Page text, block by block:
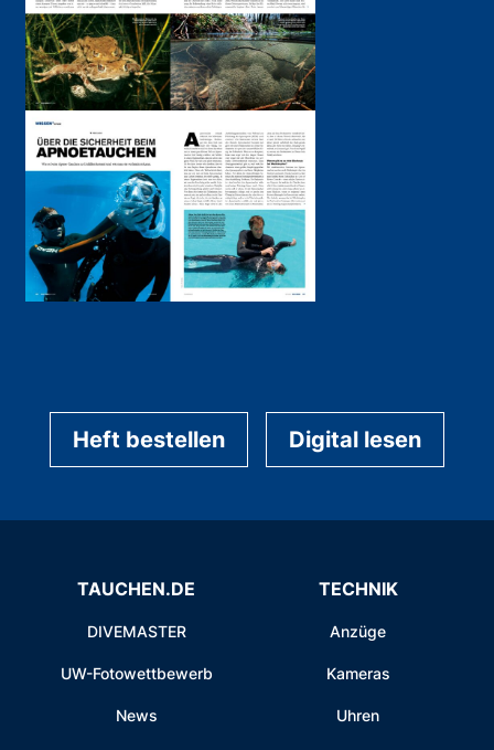
Heft bestellen Digital lesen
TAUCHEN.DE
DIVEMASTER
UW-Fotowettbewerb
News
TECHNIK
Anzüge
Kameras
Uhren